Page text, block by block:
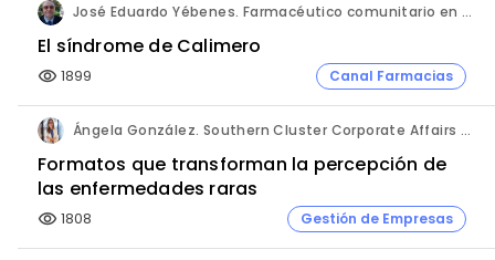
José Eduardo Yébenes. Farmacéutico comunitario en Mijas (Málaga).
El síndrome de Calimero
visibility 1899 Canal Farmacias
Ángela González. Southern Cluster Corporate Affairs & Patient Partnership Director. Kyowa Kirin.
Formatos que transforman la percepción de
las enfermedades raras
visibility 1808 Gestión de Empresas